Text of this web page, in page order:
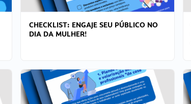
CHECKLIST: ENGAJE SEU PÚBLICO NO
DIA DA MULHER!